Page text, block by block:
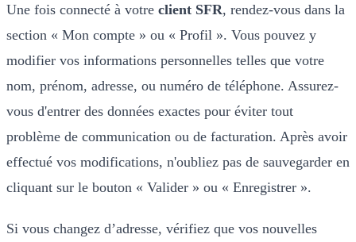
Une fois connecté à votre client SFR, rendez-vous dans la
section « Mon compte » ou « Profil ». Vous pouvez y
modifier vos informations personnelles telles que votre
nom, prénom, adresse, ou numéro de téléphone. Assurez-
vous d'entrer des données exactes pour éviter tout
problème de communication ou de facturation. Après avoir
effectué vos modifications, n'oubliez pas de sauvegarder en
cliquant sur le bouton « Valider » ou « Enregistrer ».
Si vous changez d’adresse, vérifiez que vos nouvelles